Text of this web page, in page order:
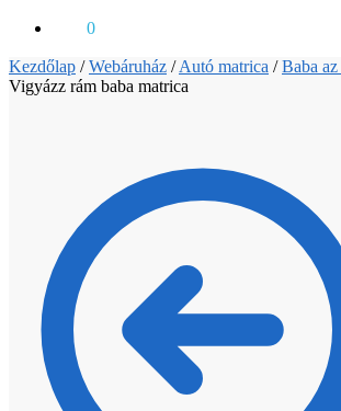
0
Kezdőlap /Webáruház /Autó matrica /Baba
Vigyázz rám baba matrica